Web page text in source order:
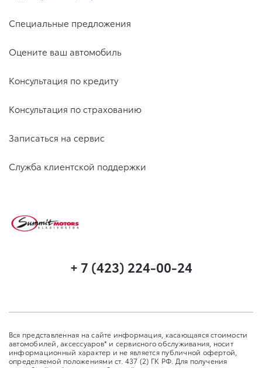
Специальные предложения
Оцените ваш автомобиль
Консультация по кредиту
Консультация по страхованию
Записаться на сервис
Служба клиентской поддержки
+ 7 (423) 224-00-24
Вся представленная на сайте информация, касающаяся стоимости
автомобилей, аксессуаров* и сервисного обслуживания, носит
информационный характер и не является публичной офертой,
определяемой положениями ст. 437 (2) ГК РФ. Для получения